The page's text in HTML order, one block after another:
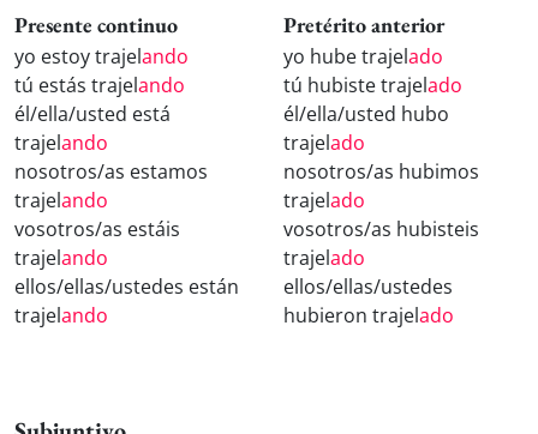
Presente continuo
yo estoy trajelando
tú estás trajelando
él/ella/usted está
trajelando
nosotros/as estamos
trajelando
vosotros/as estáis
trajelando
ellos/ellas/ustedes están
trajelando
Pretérito anterior
yo hube trajelado
tú hubiste trajelado
él/ella/usted hubo
trajelado
nosotros/as hubimos
trajelado
vosotros/as hubisteis
trajelado
ellos/ellas/ustedes
hubieron trajelado